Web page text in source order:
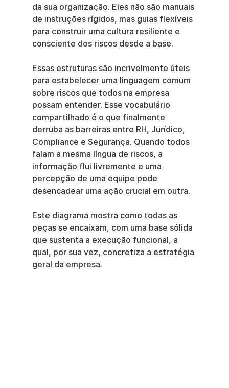
da sua organização. Eles não são manuais
de instruções rígidos, mas guias flexíveis
para construir uma cultura resiliente e
consciente dos riscos desde a base.
Essas estruturas são incrivelmente úteis
para estabelecer uma linguagem comum
sobre riscos que todos na empresa
possam entender. Esse vocabulário
compartilhado é o que finalmente
derruba as barreiras entre RH, Jurídico,
Compliance e Segurança. Quando todos
falam a mesma língua de riscos, a
informação flui livremente e uma
percepção de uma equipe pode
desencadear uma ação crucial em outra.
Este diagrama mostra como todas as
peças se encaixam, com uma base sólida
que sustenta a execução funcional, a
qual, por sua vez, concretiza a estratégia
geral da empresa.